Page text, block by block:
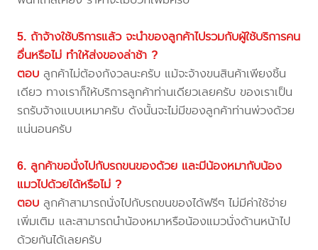
5. ถ้าจ้างใช้บริการแล้ว จะนำของลูกค้าไปรวมกับผู้ใช้บริการคน
อื่นหรือไม่ ทำให้ส่งของล่าช้า ?
ตอบ ลูกค้าไม่ต้องกังวลนะครับ แม้จะจ้างขนสินค้าเพียงชิ้น
เดียว ทางเราก็ให้บริการลูกค้าท่านเดียวเลยครับ ของเราเป็น
รถรับจ้างแบบเหมาครับ ดังนั้นจะไม่มีของลูกค้าท่านพ่วงด้วย
แน่นอนครับ
6. ลูกค้าขอนั่งไปกับรถขนของด้วย และมีน้องหมากับน้อง
แมวไปด้วยได้หรือไม่ ?
ตอบ ลูกค้าสามารถนั่งไปกับรถขนของได้ฟรีๆ ไม่มีค่าใช้จ่าย
เพิ่มเติม และสามารถนำน้องหมาหรือน้องแมวนั่งด้านหน้าไป
ด้วยกันได้เลยครับ